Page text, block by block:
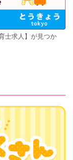
士求人】が見つか